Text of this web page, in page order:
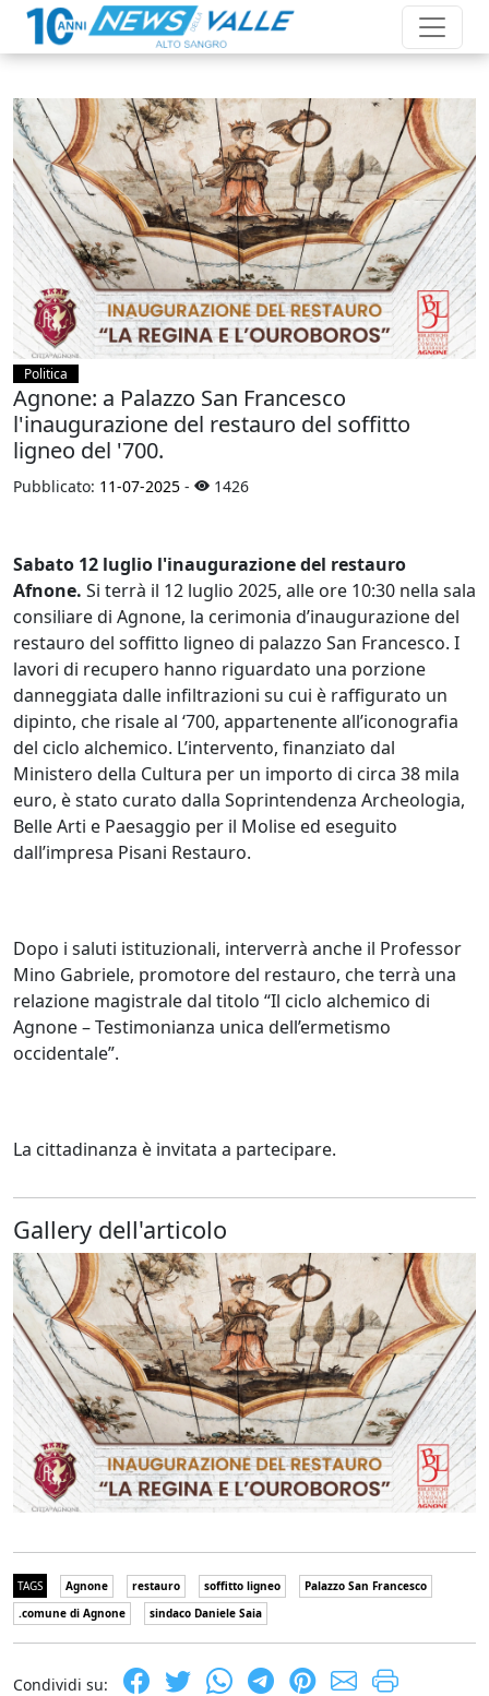
Politica
Agnone: a Palazzo San Francesco
l'inaugurazione del restauro del soffitto
ligneo del '700.
Pubblicato: 11-07-2025 - 1426
Sabato 12 luglio l'inaugurazione del restauro
Afnone. Si terrà il 12 luglio 2025, alle ore 10:30 nella sala
consiliare di Agnone, la cerimonia d’inaugurazione del
restauro del soffitto ligneo di palazzo San Francesco. I
lavori di recupero hanno riguardato una porzione
danneggiata dalle infiltrazioni su cui è raffigurato un
dipinto, che risale al ‘700, appartenente all’iconografia
del ciclo alchemico. L’intervento, finanziato dal
Ministero della Cultura per un importo di circa 38 mila
euro, è stato curato dalla Soprintendenza Archeologia,
Belle Arti e Paesaggio per il Molise ed eseguito
dall’impresa Pisani Restauro.
Dopo i saluti istituzionali, interverrà anche il Professor
Mino Gabriele, promotore del restauro, che terrà una
relazione magistrale dal titolo “Il ciclo alchemico di
Agnone – Testimonianza unica dell’ermetismo
occidentale”.
La cittadinanza è invitata a partecipare.
Gallery dell'articolo
TAGS Agnone restauro soffitto ligneo
Palazzo San Francesco
.comune di Agnone
sindaco Daniele Saia
Condividi su: